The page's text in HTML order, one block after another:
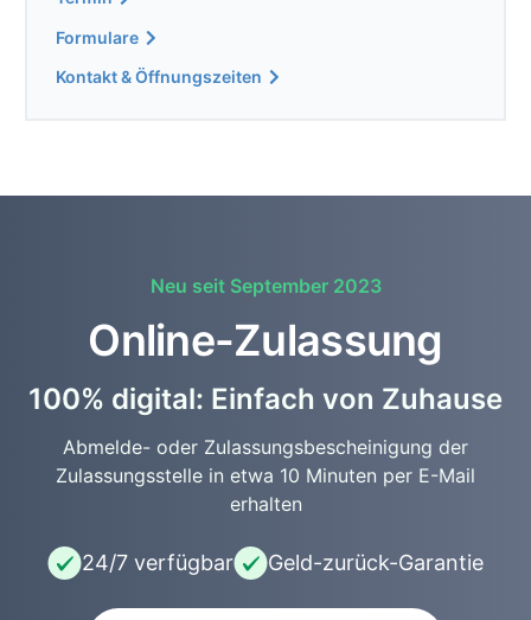
Formulare
Kontakt & Öffnungszeiten
Neu seit September 2023
Online-Zulassung
100% digital: Einfach von Zuhause
Abmelde- oder Zulassungsbescheinigung der
Zulassungsstelle in etwa 10 Minuten per E-Mail
erhalten
24/7 verfügbar Geld-zurück-Garantie